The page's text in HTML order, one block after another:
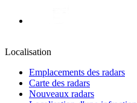
Localisation
Emplacements des radars
Carte des radars
Nouveaux radars